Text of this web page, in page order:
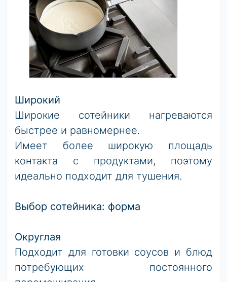
Широкий
Широкие сотейники нагреваются
быстрее и равномернее.
Имеет более широкую площадь
контакта с продуктами, поэтому
идеально подходит для тушения.
Выбор сотейника: форма
Округлая
Подходит для готовки соусов и блюд
потребующих постоянного